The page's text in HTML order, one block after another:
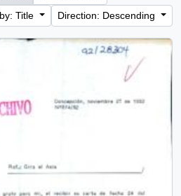
Title
Direction: Descending